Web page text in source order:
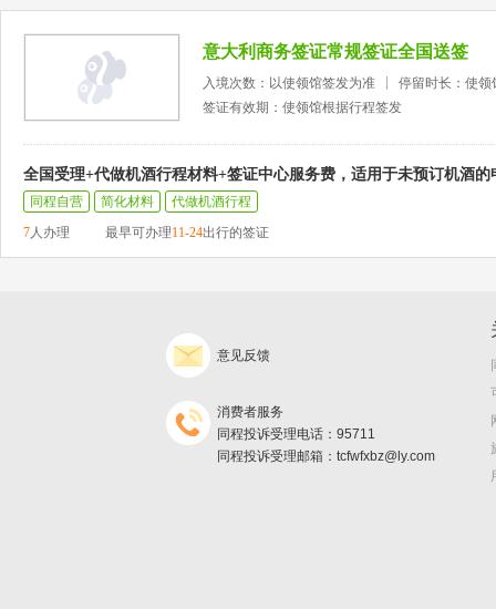
意大利商务签证常规签证全国送签
入境次数：以使领馆签发为准
停留时长：使领
签证有效期：使领馆根据行程签发
全国受理+代做机酒行程材料+签证中心服务费，适用于未预订机酒的
同程自营 简化材料
代做机酒行程
7人办理 最早可办理11-24出行的签证
意见反馈
消费者服务
同程投诉受理电话：95711
同程投诉受理邮箱：tcfwfxbz@ly.com